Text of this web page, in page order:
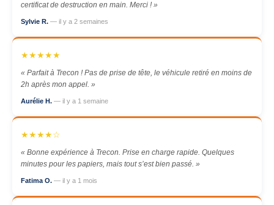
certificat de destruction en main. Merci ! »
Sylvie R. — il y a 2 semaines
★★★★★
« Parfait à Trecon ! Pas de prise de tête, le véhicule retiré en moins de
2h après mon appel. »
Aurélie H. — il y a 1 semaine
★★★★☆
« Bonne expérience à Trecon. Prise en charge rapide. Quelques
minutes pour les papiers, mais tout s’est bien passé. »
Fatima O. — il y a 1 mois